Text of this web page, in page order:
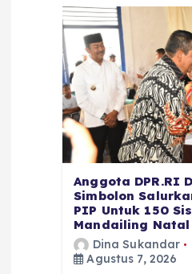
Anggota DPR.RI
Simbolon
PIP Untuk 150
Mandailing Natal
Dina Sukandar
Agustus 7, 2026